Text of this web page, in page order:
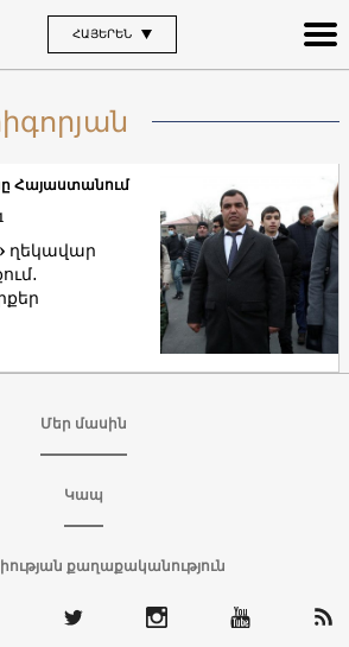
ՀԱՅԵՐԵՆ
ղեկավար
Հայաստանում
Մեր մասին
Կապ
քաղաքականություն